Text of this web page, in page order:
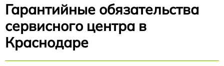
Гарантийные обязательства
сервисного центра в
Краснодаре